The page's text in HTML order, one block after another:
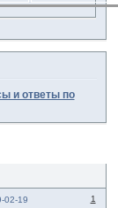
и ответы по
1
02-19